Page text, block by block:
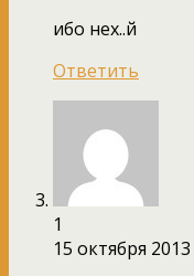
ибо нех..й
Ответить
1
15 октября 2013